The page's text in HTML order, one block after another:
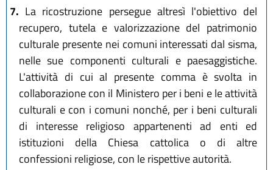
7. La ricostruzione persegue altresì l'obiettivo del
recupero, tutela e valorizzazione del patrimonio
culturale presente nei comuni interessati dal sisma,
nelle sue componenti culturali e paesaggistiche.
L'attività di cui al presente comma è svolta in
collaborazione con il Ministero per i beni e le attività
culturali e con i comuni nonché, per i beni culturali
di interesse religioso appartenenti ad enti ed
istituzioni della Chiesa cattolica o di altre
confessioni religiose, con le rispettive autorità.